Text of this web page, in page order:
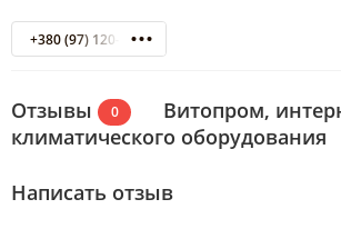
+380 (97) 120-70-94
Отзывы 0
Витопром,
климатического оборудования
Написать отзыв